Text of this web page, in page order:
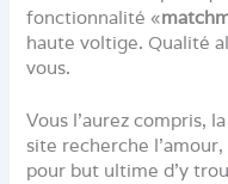
fonctionnalité «
haute voltige. Qualité
vous.
Vous l’aurez compris,
site recherche
pour but ultime d’y